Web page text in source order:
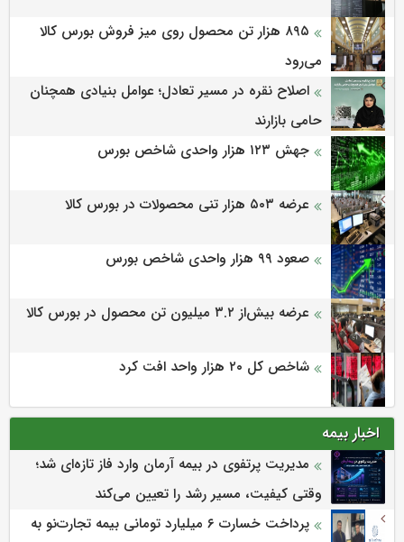
۸۹۵ هزار تن محصول روی میز فروش بورس کالا
می‌‌رود
اصلاح نقره در مسیر تعادل؛ عوامل بنیادی همچنان
حامی بازارند
جهش ۱۲۳ هزار واحدی شاخص بورس
عرضه ۵۰۳ هزار تنی محصولات در بورس کالا
صعود ۹۹ هزار واحدی شاخص بورس
عرضه بیش‌از ۳.۲ میلیون تن محصول در بورس کالا
شاخص کل ۲۰ هزار واحد افت کرد
اخبار بیمه
مدیریت پرتفوی در بیمه آرمان وارد فاز تازه‌ای شد؛
وقتی کیفیت، مسیر رشد را تعیین می‌کند
پرداخت خسارت ۶ میلیارد تومانی بیمه تجارت‌نو به